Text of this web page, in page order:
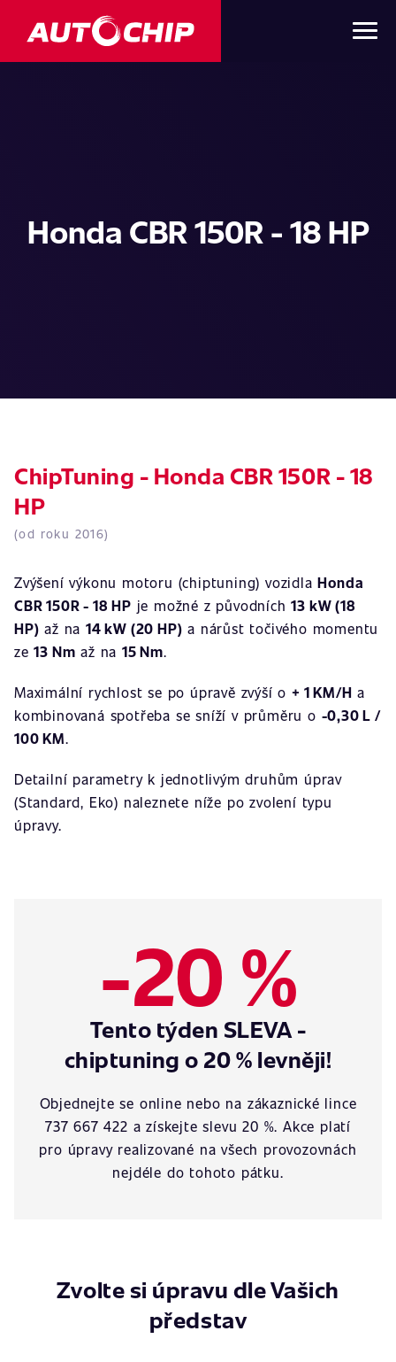
Honda CBR 150R - 18 HP
ChipTuning - Honda CBR 150R - 18
HP
(od roku 2016)
Zvýšení výkonu motoru (chiptuning) vozidlaHonda
CBR 150R - 18 HP je možné z původních13 kW (18
HP) až na14 kW (20 HP) a nárůst točivého momentu
ze13 Nm až na15 Nm.
Maximální rychlost se po úpravě zvýší o + 1 KM/H a
kombinovaná spotřeba se sníží v průměru o -0,30 L /
100 KM.
Detailní parametry k jednotlivým druhům úprav
(Standard, Eko) naleznete níže po zvolení typu
úpravy.
-20 %
Tento týden SLEVA -
chiptuning o 20 % levněji!
Objednejte se online nebo na zákaznické lince
737 667 422 a získejte slevu 20 %. Akce platí
pro úpravy realizované na všech provozovnách
nejdéle do tohoto pátku.
Zvolte si úpravu dle Vašich
představ